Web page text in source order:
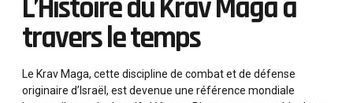
L’Histoire du Krav Maga à
travers le temps
Le Krav Maga, cette discipline de combat et de défense
originaire d’Israël, est devenue une référence mondiale